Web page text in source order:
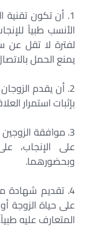
1. أن تكون
الأنسب طبياً
لفترة لا تقل
يمنع الحمل
2. أن يقدم
بإثبات استمرار
3. موافقة
على الإنجاب،
وبحضورهما.
4. تقديم
على حياة الزوجة
المتعارف عليه طبياً.